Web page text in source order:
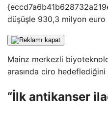
düşüşle 930,3 milyon euro
Mainz merkezli
arasında ciro
“İlk antikanser